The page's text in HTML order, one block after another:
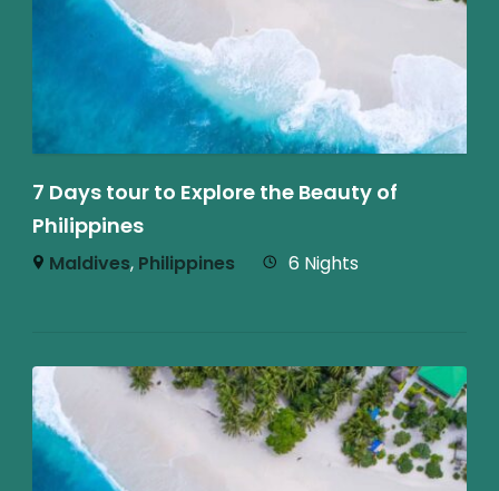
7 Days tour to Explore the Beauty of
Philippines
Maldives, Philippines 6 Nights